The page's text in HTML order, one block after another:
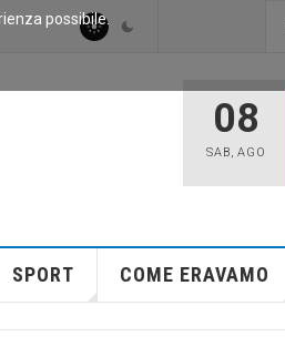
08
SAB, AGO
SPORT COME ERAVAMO
possibile.